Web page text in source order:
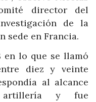
director del
de la
sede en Francia.
en lo que se llamó
diez y veinte
al alcance
y fue